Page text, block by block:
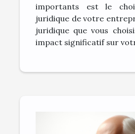
importants est le
juridique de votre
juridique que vous
impact significatif sur